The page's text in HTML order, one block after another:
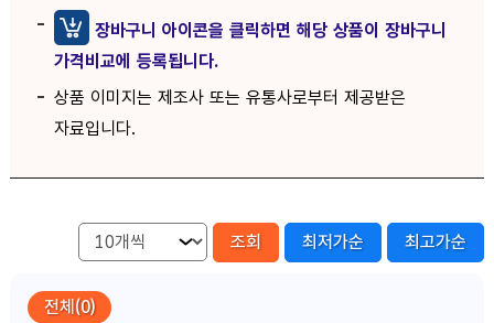
장바구니 아이콘을 클릭하면 해당 상품이 장바구니
가격비교에 등록됩니다.
상품 이미지는 제조사 또는 유통사로부터 제공받은
자료입니다.
조회 최저가순 최고가순
전체(0)